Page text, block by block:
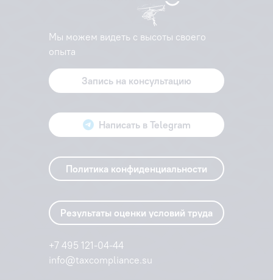
Мы можем видеть с высоты своего
опыта
Запись на консультацию
Написать в Telegram
Политика конфиденциальности
Результаты оценки условий труда
+7 495 121-04-44
info@taxcompliance.su